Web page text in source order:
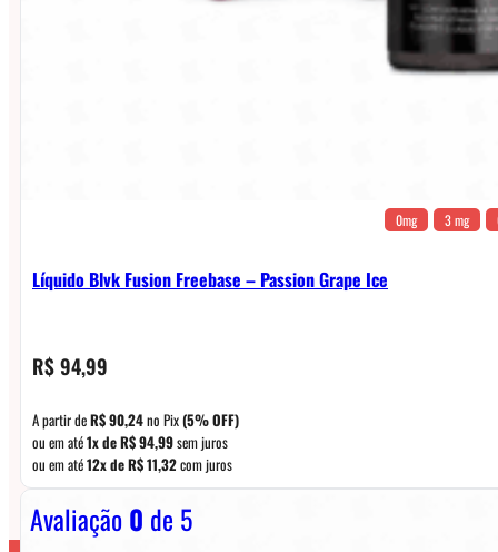
0mg 3 mg
Líquido Blvk Fusion Freebase – Passion Grape Ice
R$94,99
A partir deR$90,24no Pix(5% OFF)
ou em até1x deR$94,99sem juros
ou em até12x deR$11,32com juros
Avaliação0 de 5